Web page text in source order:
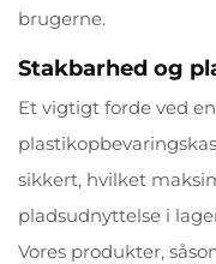
brugerne.
Stakbarhed og
Et vigtigt forde ved
sikkert, hvilket
pladsudnyttelse i
Vores produkter,